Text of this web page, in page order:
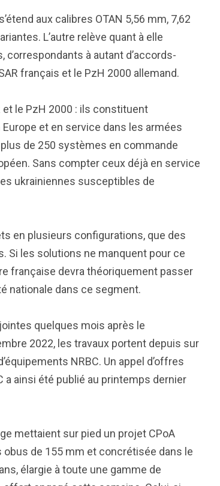
aux calibres OTAN 5,56 mm, 7,62
L’autre relève quant à elle
correspondants à autant d’accords-
français et le PzH 2000 allemand.
et le PzH 2000 : ils constituent
et en service dans les armées
plus de 250 systèmes en commande
Sans compter ceux déjà en service
ukrainiennes susceptibles de
en plusieurs configurations, que des
Si les solutions ne manquent pour ce
française devra théoriquement passer
nationale dans ce segment.
quelques mois après le
2022, les travaux portent depuis sur
NRBC. Un appel d’offres
ainsi été publié au printemps dernier
mettaient sur pied un projet CPoA
obus de 155 mm et concrétisée dans le
élargie à toute une gamme de